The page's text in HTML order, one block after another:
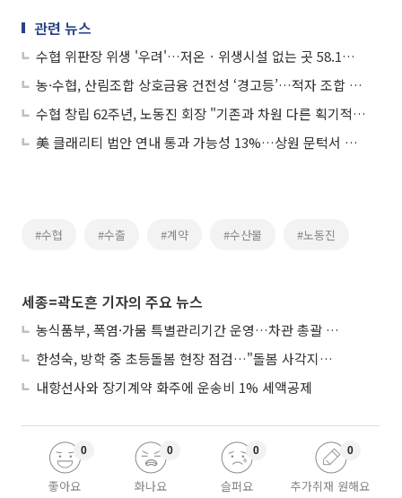
관련 뉴스
수협 위판장 위생 '우려'…저온ㆍ위생시설 없는 곳 58.1% 달해
농·수협, 산림조합 상호금융 건전성 ‘경고등’…적자 조합 속출
수협 창립 62주년, 노동진 회장 "기존과 차원 다른 획기적 혁신 실현"
美 클래리티 법안 연내 통과 가능성 13%…상원 문턱서 제동
#수협 #수출 #계약 #수산물 #노동진
세종=곽도흔 기자의 주요 뉴스
농식품부, 폭염·가뭄 특별관리기간 운영…차관 총괄 대응체계 격상
한성숙, 방학 중 초등돌봄 현장 점검…"돌봄 사각지대 없애야"
내항선사와 장기계약 화주에 운송비 1% 세액공제
좋아요
0
화나요
0
슬퍼요
0
추가취재 원해요
0